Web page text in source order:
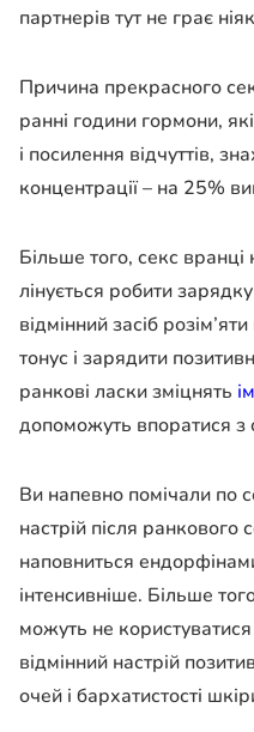
партнерів тут не грає
Причина прекрасного
ранні години гормони,
і посилення відчуттів,
концентрації – на 25%
Більше того, секс вранці
лінується робити
відмінний засіб
тонус і зарядити
ранкові ласки зміцнять
допоможуть впоратися
Ви напевно помічали по
настрій після ранкового
наповниться
інтенсивніше. Більше
можуть не
відмінний настрій
очей і бархатистості